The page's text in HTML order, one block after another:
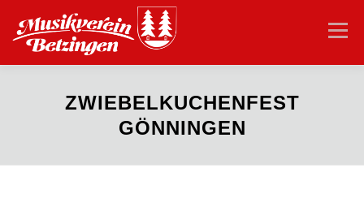
Inhalt
springen
Menü
VEREIN AKTUELLES ORCHESTER
ZWIEBELKUCHENFEST
GÖNNINGEN